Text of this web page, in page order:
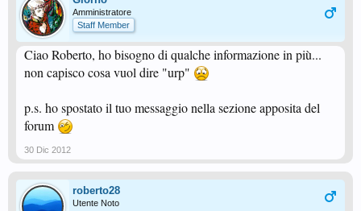
Amministratore
Staff Member
Ciao Roberto, ho bisogno di qualche informazione in più...
non capisco cosa vuol dire "urp"
p.s. ho spostato il tuo messaggio nella sezione apposita del
forum
30 Dic 2012
roberto28
Utente Noto